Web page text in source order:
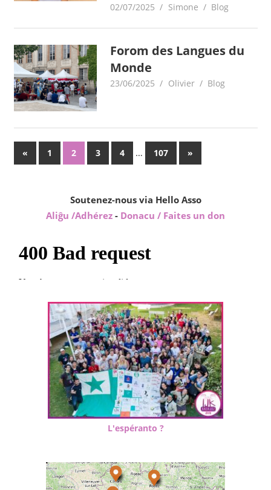
02/07/2025 Simone Blog
Forom des Langues du
Monde
23/06/2025 Olivier Blog
Pagination
publications
«Previous
Posts
1 2 3 4 … 107
Next
Posts
»
Soutenez-nous via Hello Asso
Aliĝu /Adhérez - Donacu / Faites un don
L'espéranto ?